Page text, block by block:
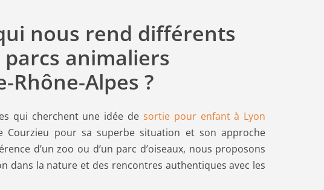
nous rend différents
animaliers
Rhône-Alpes ?
qui cherchent une idée de sortie pour enfant à Lyon
Courzieu pour sa superbe situation et son approche
d’un zoo ou d’un parc d’oiseaux, nous proposons
dans la nature et des rencontres authentiques avec les